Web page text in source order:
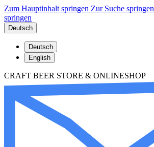
Zum Hauptinhalt springen Zur Suche springen
springen
Deutsch
Deutsch
English
CRAFT BEER STORE & ONLINESHOP